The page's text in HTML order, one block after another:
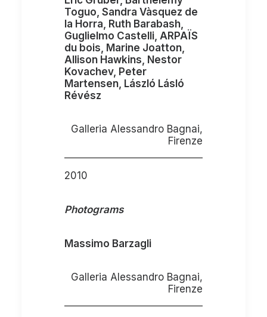
Toguo, Sandra Vàsquez de
la Horra, Ruth Barabash,
Guglielmo Castelli, ARPAÏS
du bois, Marine Joatton,
Allison Hawkins, Nestor
Kovachev, Peter
Martensen, László Lásló
Révész
Galleria Alessandro Bagnai,
Firenze
2010
Photograms
Massimo Barzagli
Galleria Alessandro Bagnai,
Firenze